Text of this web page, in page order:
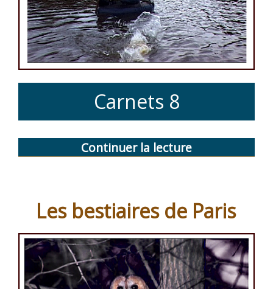
Carnets 8
Continuer la lecture
du
Pordor »
Les bestiaires de Paris